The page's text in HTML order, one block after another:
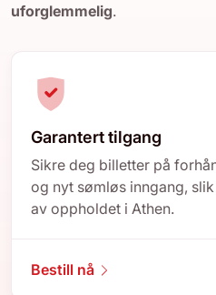
uforglemmelig.
Garantert tilgang
Sikre deg billetter på
og nyt sømløs inngang,
av oppholdet i Athen.
Bestill nå